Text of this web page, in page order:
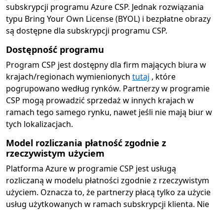
subskrypcji programu Azure CSP. Jednak rozwiązania
typu Bring Your Own License (BYOL) i bezpłatne obrazy
są dostępne dla subskrypcji programu CSP.
Dostępność programu
Program CSP jest dostępny dla firm mających biura w
krajach/regionach wymienionych tutaj , które
pogrupowano według rynków. Partnerzy w programie
CSP mogą prowadzić sprzedaż w innych krajach w
ramach tego samego rynku, nawet jeśli nie mają biur w
tych lokalizacjach.
Model rozliczania płatność zgodnie z
rzeczywistym użyciem
Platforma Azure w programie CSP jest usługą
rozliczaną w modelu płatności zgodnie z rzeczywistym
użyciem. Oznacza to, że partnerzy płacą tylko za użycie
usług użytkowanych w ramach subskrypcji klienta. Nie